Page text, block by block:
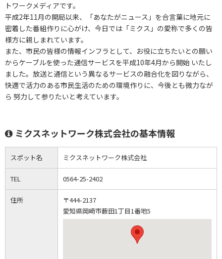
トワークメディアです。
平成2年11月の開局以来、「あなたがニュース」を合言葉に地元に
密着した番組作りに心がけ、今日では「ミクス」の愛称で多くの皆
様方に親しまれています。
また、市民の皆様の情報インフラとして、お役に立ちたいとの願い
からケーブルを使った通信サービスを平成10年4月から開始 いたし
ました。放送と通信という異なるサービスの融合化を図りながら、
快適で活力のある市民生活のための環境作りに、今後とも微力なが
ら 努力して参りたいと考えています。
ミクスネットワーク株式会社の基本情報
スポット名 ミクスネットワーク株式会社
TEL 0564-25-2402
住所
〒444-2137
愛知県岡崎市薮田1丁目1番地5